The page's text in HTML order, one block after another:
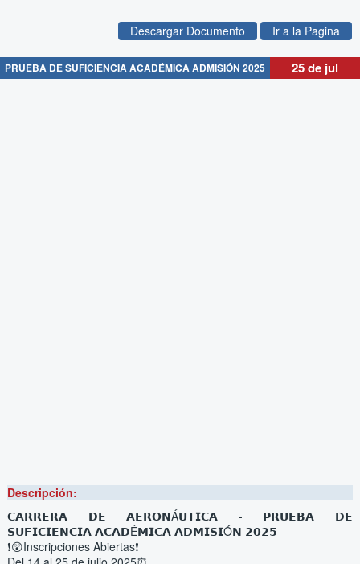
Descargar Documento Ir a la Pagina
PRUEBA DE SUFICIENCIA ACADÉMICA ADMISIÓN 2025 25 de jul
Descripción:
𝗖𝗔𝗥𝗥𝗘𝗥𝗔 𝗗𝗘 𝗔𝗘𝗥𝗢𝗡Á𝗨𝗧𝗜𝗖𝗔 - 𝗣𝗥𝗨𝗘𝗕𝗔 𝗗𝗘
𝗦𝗨𝗙𝗜𝗖𝗜𝗘𝗡𝗖𝗜𝗔 𝗔𝗖𝗔𝗗É𝗠𝗜𝗖𝗔 𝗔𝗗𝗠𝗜𝗦𝗜Ó𝗡 𝟮𝟬𝟮𝟱
❗😲Inscripciones Abiertas❗